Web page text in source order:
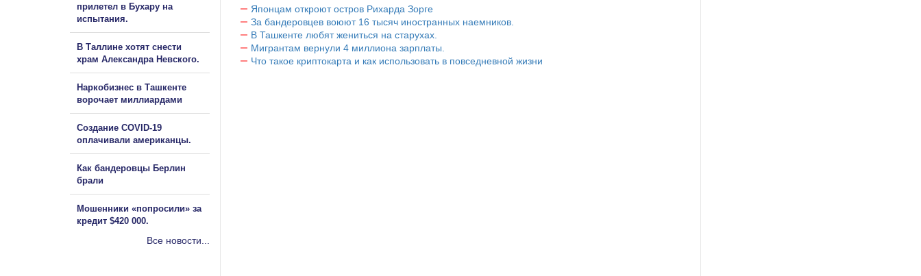
Японцам откроют остров Рихарда Зорге
За бандеровцев воюют 16 тысяч иностранных наемников.
В Ташкенте любят жениться на старухах.
Мигрантам вернули 4 миллиона зарплаты.
Что такое криптокарта и как использовать в повседневной жизни
прилетел в Бухару на
испытания.
В Таллине хотят снести
храм Александра Невского.
Наркобизнес в Ташкенте
ворочает миллиардами
Создание COVID-19
оплачивали американцы.
Как бандеровцы Берлин
брали
Мошенники «попросили» за
кредит $420 000.
Все новости...